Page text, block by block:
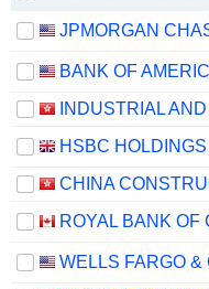
JPMORGAN
HSBC
ROYAL BANK OF